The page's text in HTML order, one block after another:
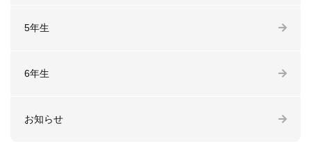
5年生
6年生
お知らせ